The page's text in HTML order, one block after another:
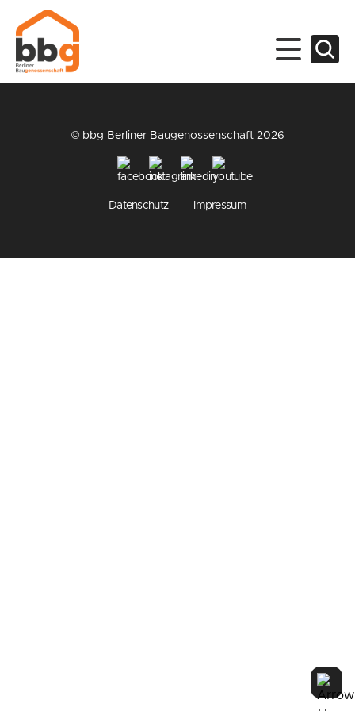
© bbg Berliner Baugenossenschaft 2026
Datenschutz Impressum